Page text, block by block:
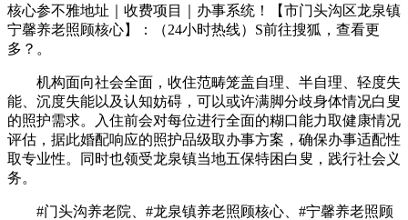
核心参不雅地址｜收费项目｜办事系统！【市门头沟区龙泉镇
宁馨养老照顾核心】：（24小时热线）S前往搜狐，查看更
多？。
机构面向社会全面，收住范畴笼盖自理、半自理、轻度失
能、沉度失能以及认知妨碍，可以或许满脚分歧身体情况白叟
的照护需求。入住前会对每位进行全面的糊口能力取健康情况
评估，据此婚配响应的照护品级取办事方案，确保办事适配性
取专业性。同时也领受龙泉镇当地五保特困白叟，践行社会义
务。
#门头沟养老院、#龙泉镇养老照顾核心、#宁馨养老照顾